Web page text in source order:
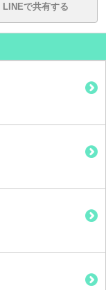
LINEで共有する